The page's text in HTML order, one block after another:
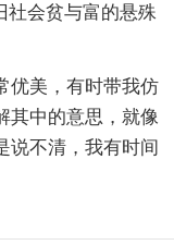
社会贫与富的悬殊
优美，有时带我仿
其中的意思，就像
说不清，我有时间